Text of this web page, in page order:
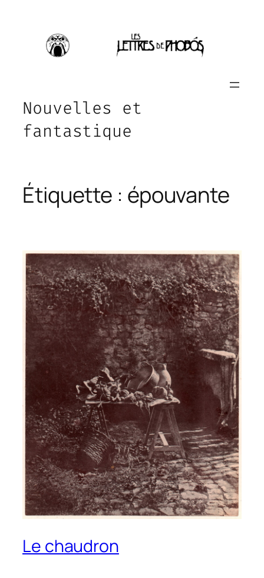
contenu
Nouvelles et
fantastique
Étiquette : épouvante
Le chaudron